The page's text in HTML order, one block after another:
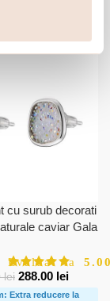
cu surub decorati
caviar Gala
Evaluat la
lei 288.00 lei
Extra reducere la